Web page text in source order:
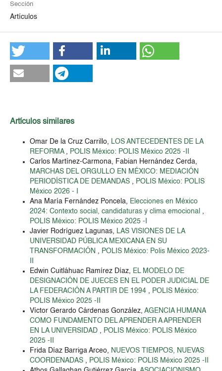
Sección
Artículos
Artículos similares
Omar De la Cruz Carrillo, LOS ANTECEDENTES DE LA
REFORMA , POLIS México: POLIS México 2025 -II
Carlos Martínez-Carmona, Fabian Hernández Cerda,
MARCHAS DEL ORGULLO EN MÉXICO: MEDIACIÓN
PERIODÍSTICA DE DEMANDAS , POLIS México: POLIS
México 2026 - I
Ana María Fernández Poncela, Elecciones en México
2024: Contexto social, candidaturas y clima emocional ,
POLIS México: POLIS México 2025 -I
Javier Rodríguez Lagunas, LAS VISIONES DE LA
UNIVERSIDAD PÚBLICA MEXICANA EN SU
TRANSFORMACIÓN , POLIS México: Polis México 2023-
Edwin Cuitláhuac Ramírez Díaz, EL MODELO DE
DESIGNACIÓN DE JUECES EN EL PODER JUDICIAL DE
LA FEDERACIÓN A PARTIR DE 1994 , POLIS México:
POLIS México 2025 -II
Víctor Gerardo Cárdenas González, AGENCIA HUMANA
COMO FUNDAMENTO DEL APRENDER A APRENDER
EN LA UNIVERSIDAD , POLIS México: POLIS México
2025 -II
Frida Díaz Barriga Arceo, NUEVOS TIEMPOS, NUEVAS
COORDENADAS , POLIS México: POLIS México 2025 -II